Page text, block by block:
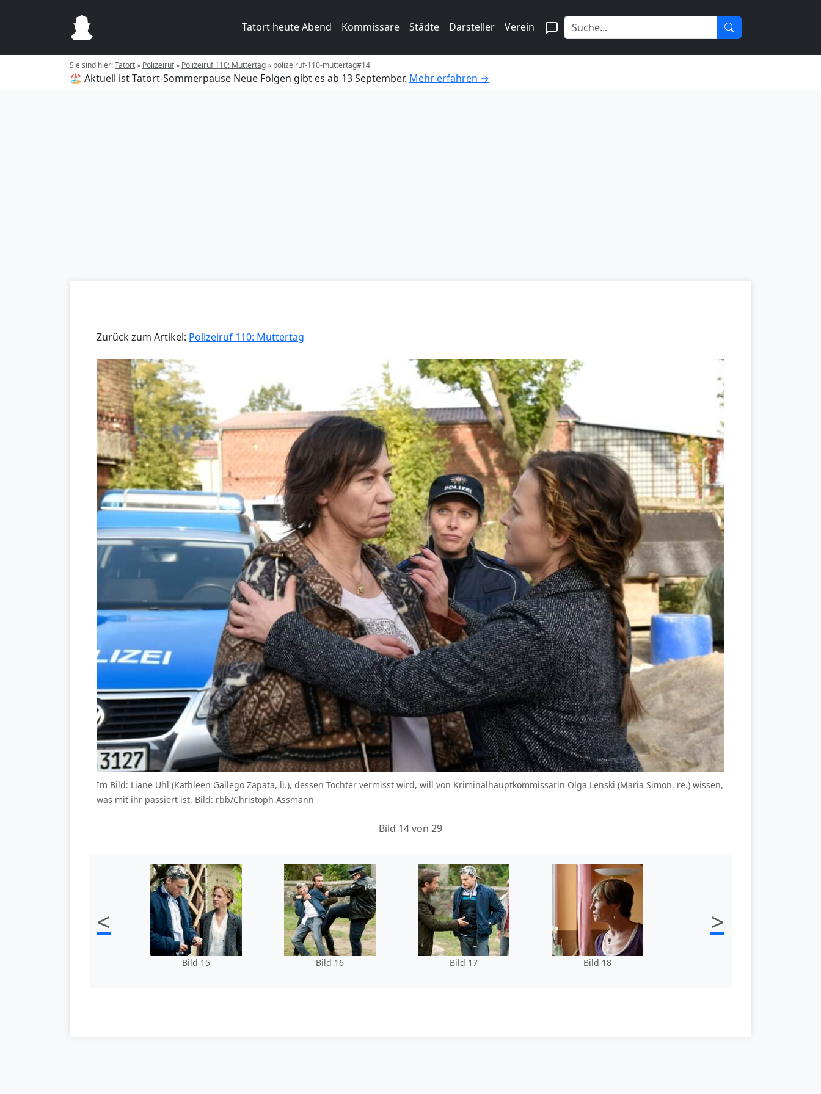
Tatort heute Abend Kommissare Städte Darsteller Verein
Sie sind hier:Tatort» Polizeiruf» Polizeiruf 110: Muttertag» polizeiruf-110-muttertag#14
🏖️ Aktuell ist Tatort-Sommerpause Neue Folgen gibt es ab 13 September. Mehr erfahren →
Zurück zum Artikel: Polizeiruf 110: Muttertag
Im Bild: Liane Uhl (Kathleen Gallego Zapata, li.), dessen Tochter vermisst wird, will von Kriminalhauptkommissarin Olga Lenski (Maria Simon, re.) wissen,
was mit ihr passiert ist. Bild: rbb/Christoph Assmann
Bild 14 von 29
<
Bild 15 Bild 16 Bild 17 Bild 18
>